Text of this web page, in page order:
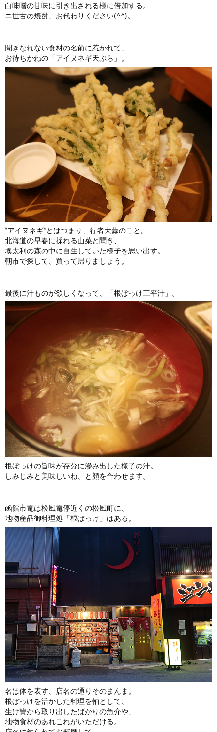
白味噌の甘味に引き出される様に倍加する。
ニ世古の焼酎、お代わりください(^^)。
聞きなれない食材の名前に惹かれて、
お待ちかねの「アイヌネギ天ぷら」。
“アイヌネギ”とはつまり、行者大蒜のこと。
北海道の早春に採れる山菜と聞き、
墺太利の森の中に自生していた様子を思い出す。
朝市で探して、買って帰りましょう。
最後に汁ものが欲しくなって、「根ぼっけ三平汁」。
根ぼっけの旨味が存分に滲み出した様子の汁。
しみじみと美味しいね、と顔を合わせます。
函館市電は松風電停近くの松風町に、
地物産品御料理処「根ぼっけ」はある。
名は体を表す、店名の通りそのまんま。
根ぼっけを活かした料理を軸として、
生け簀から取り出したばかりの魚介や、
地物食材のあれこれがいただける。